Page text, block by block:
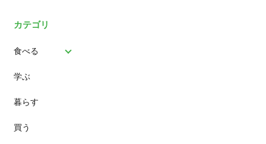
カテゴリ
食べる
パン
スイーツ
ランチ
学ぶ
暮らす
買う